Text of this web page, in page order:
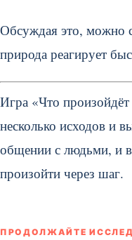
Обсуждая это, можно
природа реагирует
Игра «Что произойдёт
несколько исходов и
общении с людьми, и
произойти через шаг.
ПРОДОЛЖАЙТЕ